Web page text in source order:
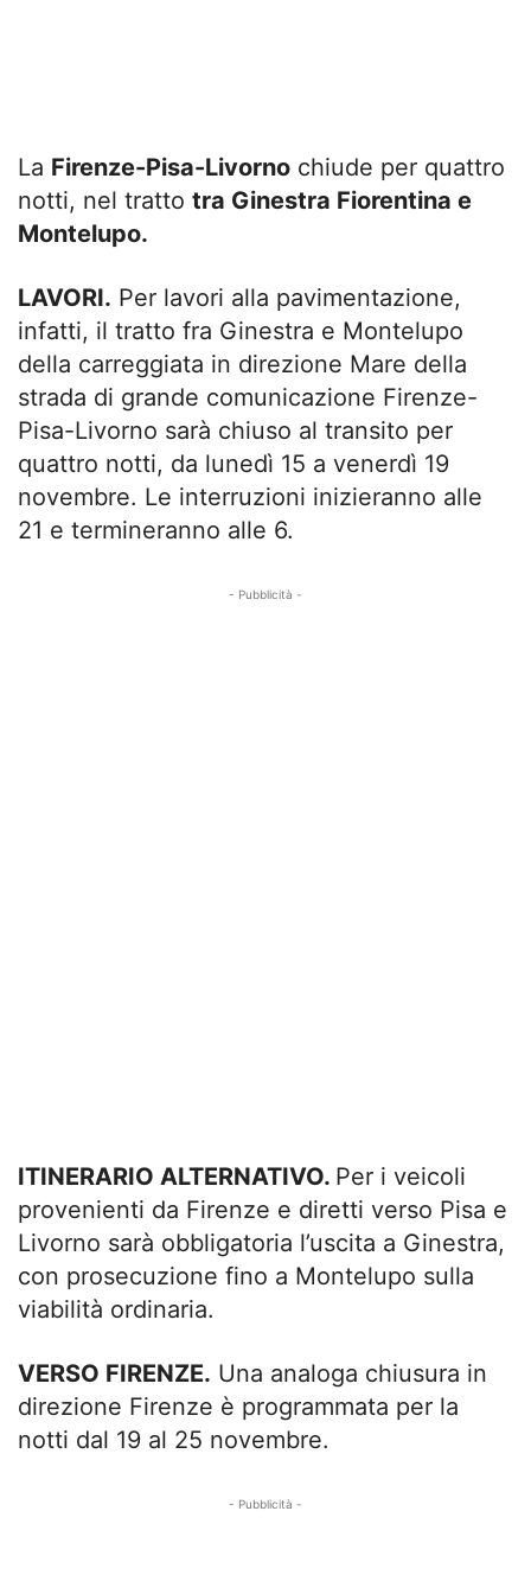
La Firenze-Pisa-Livorno chiude per quattro
notti, nel tratto tra Ginestra Fiorentina e
Montelupo.
LAVORI. Per lavori alla pavimentazione,
infatti, il tratto fra Ginestra e Montelupo
della carreggiata in direzione Mare della
strada di grande comunicazione Firenze-
Pisa-Livorno sarà chiuso al transito per
quattro notti, da lunedì 15 a venerdì 19
novembre. Le interruzioni inizieranno alle
21 e termineranno alle 6.
- Pubblicità -
ITINERARIO ALTERNATIVO. Per i veicoli
provenienti da Firenze e diretti verso Pisa e
Livorno sarà obbligatoria l’uscita a Ginestra,
con prosecuzione fino a Montelupo sulla
viabilità ordinaria.
VERSO FIRENZE. Una analoga chiusura in
direzione Firenze è programmata per la
notti dal 19 al 25 novembre.
- Pubblicità -